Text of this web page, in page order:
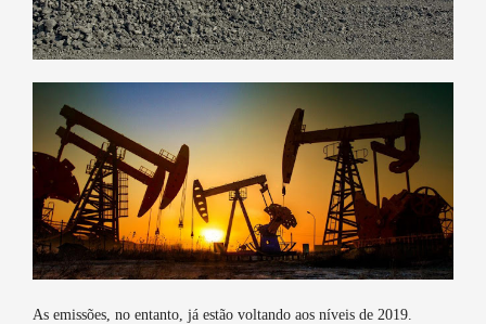
As emissões, no entanto, já estão voltando aos níveis de 2019.